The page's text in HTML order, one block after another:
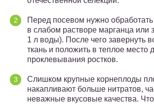
Перед посевом нужно
в слабом растворе марганца или
1 л воды). После чего завернуть
ткань и положить в теплое место
проклевывания ростков.
Слишком крупные корнеплоды
накапливают больше нитратов,
неважные вкусовые качества.